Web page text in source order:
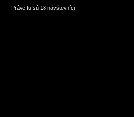
Práve tu sú 18 návštevníci